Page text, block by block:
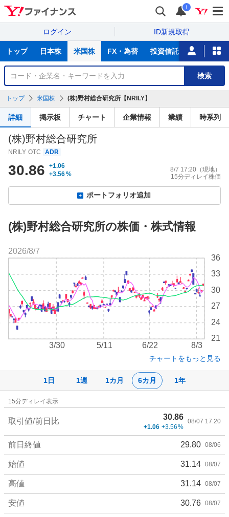
i
ログイン ID新規取得
サ
トップ 日本株 米国株 FX・為替 投資信託 ニュース
銘
検
索
検索
トップ 米国株 (株)野村総合研究所【NRILY】
詳細 掲示板 チャート 企業情報 業績 時系列
(株)野村総合研究所
NRILY OTC ADR
30.86
+1.06
+3.56%
8/7 17:20 （現地）
15分ディレイ株価
ポートフォリオ追加
(株)野村総合研究所の株価・株式情報
1日 1週 1カ月 6カ月 1年
21
24
27
30
33
36
3/30 5/11 6/22 8/3
2026/8/7
チャートをもっと見る
価
15分ディレイ表示
取引値/前日比 30.86
+1.06 +3.56%
08/07 17:20
前日終値 29.80 08/06
始値 31.14 08/07
高値 31.14 08/07
安値 30.76 08/07